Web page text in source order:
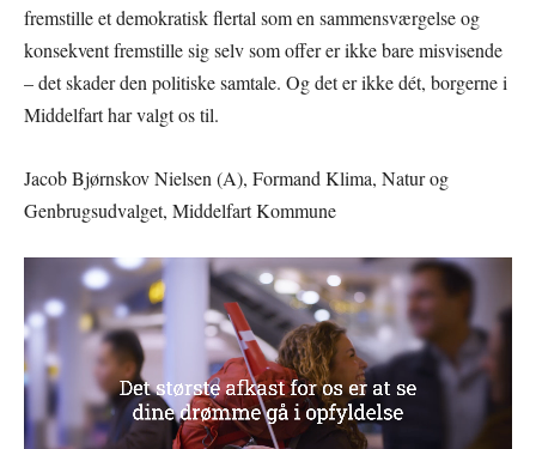
fremstille et demokratisk flertal som en sammensværgelse og
konsekvent fremstille sig selv som offer er ikke bare misvisende
– det skader den politiske samtale. Og det er ikke dét, borgerne i
Middelfart har valgt os til.
Jacob Bjørnskov Nielsen (A), Formand Klima, Natur og
Genbrugsudvalget, Middelfart Kommune